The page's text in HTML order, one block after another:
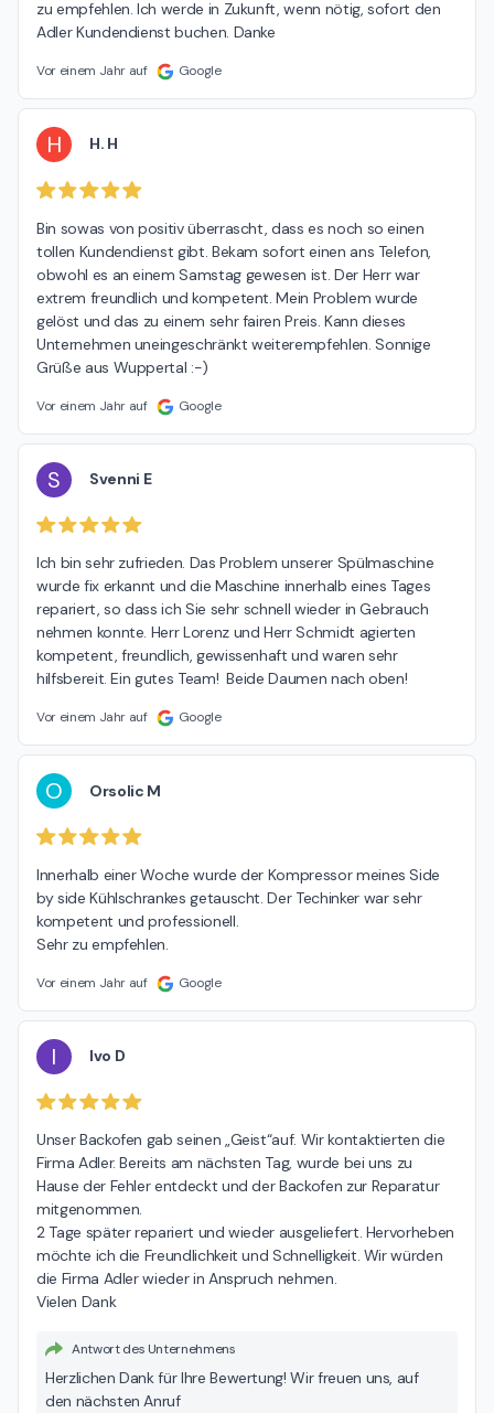
zu empfehlen. Ich werde in Zukunft, wenn nötig, sofort den
Adler Kundendienst buchen. Danke
Vor einem Jahr auf Google
H H. H
Bin sowas von positiv überrascht, dass es noch so einen
tollen Kundendienst gibt. Bekam sofort einen ans Telefon,
obwohl es an einem Samstag gewesen ist. Der Herr war
extrem freundlich und kompetent. Mein Problem wurde
gelöst und das zu einem sehr fairen Preis. Kann dieses
Unternehmen uneingeschränkt weiterempfehlen. Sonnige
Grüße aus Wuppertal :-)
Vor einem Jahr auf Google
S Svenni E
Ich bin sehr zufrieden. Das Problem unserer Spülmaschine
wurde fix erkannt und die Maschine innerhalb eines Tages
repariert, so dass ich Sie sehr schnell wieder in Gebrauch
nehmen konnte. Herr Lorenz und Herr Schmidt agierten
kompetent, freundlich, gewissenhaft und waren sehr
hilfsbereit. Ein gutes Team!  Beide Daumen nach oben!
Vor einem Jahr auf Google
O Orsolic M
Innerhalb einer Woche wurde der Kompressor meines Side
by side Kühlschrankes getauscht. Der Techinker war sehr
kompetent und professionell.
Sehr zu empfehlen.
Vor einem Jahr auf Google
I Ivo D
Unser Backofen gab seinen „Geist“auf. Wir kontaktierten die
Firma Adler. Bereits am nächsten Tag, wurde bei uns zu
Hause der Fehler entdeckt und der Backofen zur Reparatur
mitgenommen.
2 Tage später repariert und wieder ausgeliefert. Hervorheben
möchte ich die Freundlichkeit und Schnelligkeit. Wir würden
die Firma Adler wieder in Anspruch nehmen.
Vielen Dank
Antwort des Unternehmens
Herzlichen Dank für Ihre Bewertung! Wir freuen uns, auf
den nächsten Anruf